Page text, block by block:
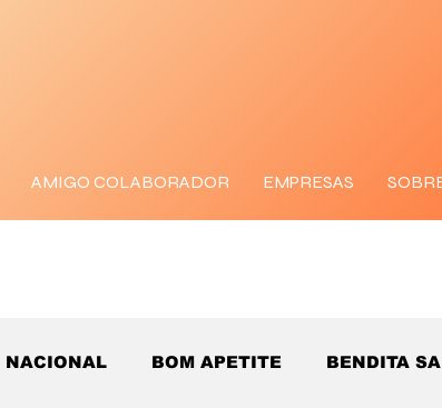
AMIGO COLABORADOR EMPRESAS
NACIONAL BOM APETITE BENDITA